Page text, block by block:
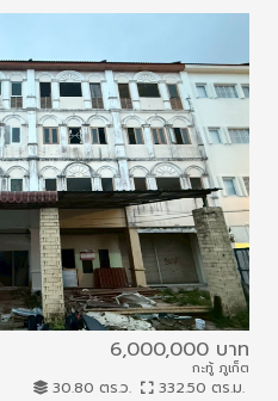
6,000,000 บาท
กะทู้ ภูเก็ต
30.80 ตร.ว. 332.50 ตร.ม.